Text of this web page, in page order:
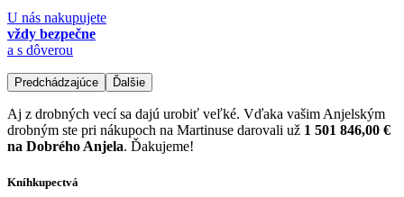
U nás nakupujete
vždy bezpečne
a s dôverou
Predchádzajúce Ďalšie
Aj z drobných vecí sa dajú urobiť veľké. Vďaka vašim Anjelským
drobným ste pri nákupoch na Martinuse darovali už 1 501 846,00 €
na Dobrého Anjela. Ďakujeme!
Kníhkupectvá